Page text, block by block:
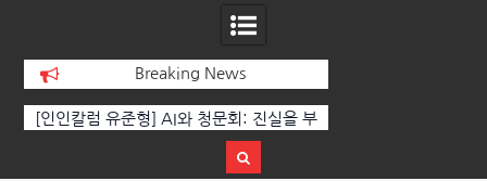
Breaking News
‘K-AI 아트 거장’ 장인보 감독, Ai 기술에
페스티벌’ 성황리에 막 내려